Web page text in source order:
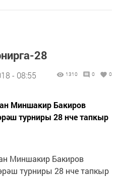
28
- 08:55 1310 0 0
Миншакир Бакиров
турниры 28 нче тапкыр
Миншакир Бакиров
турниры 28 нче тапкыр